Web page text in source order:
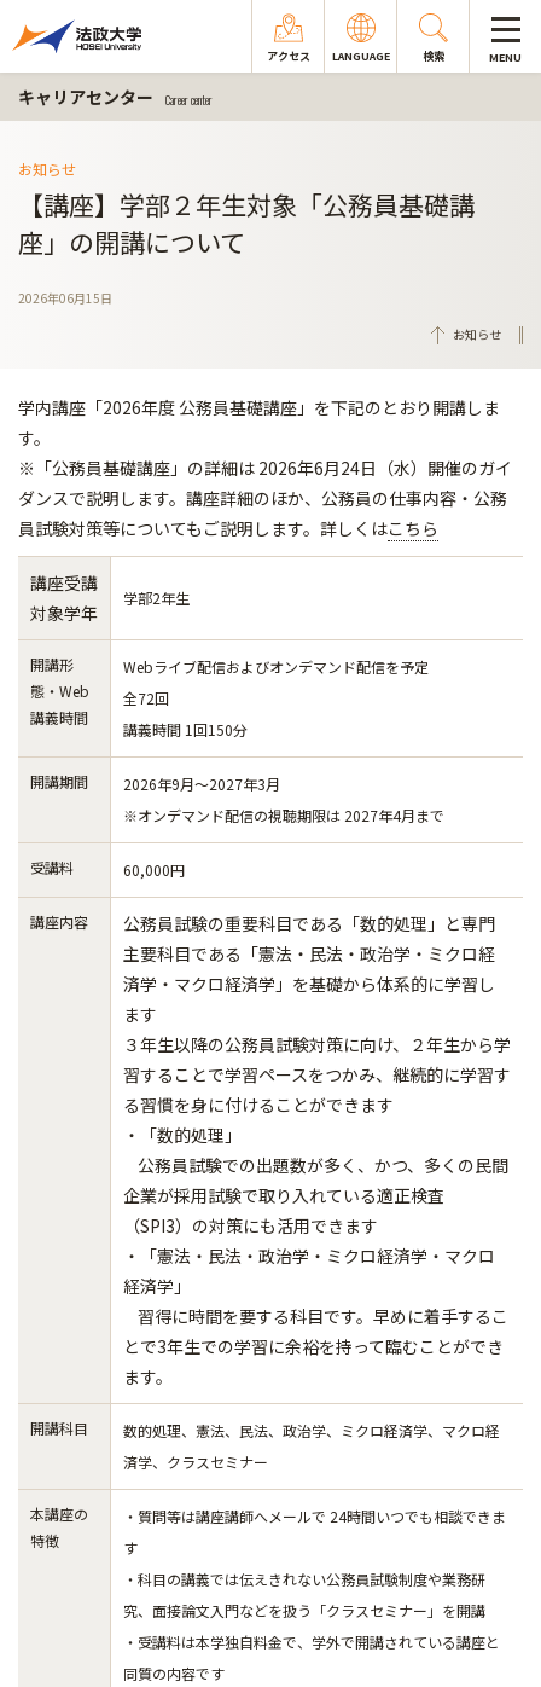
アクセス LANGUAGE 検索 MENU
キャリアセンター Career center
お知らせ
【講座】学部２年生対象「公務員基礎講
座」の開講について
2026年06月15日
お知らせ
学内講座「2026年度 公務員基礎講座」を下記のとおり開講しま
す。
※「公務員基礎講座」の詳細は 2026年6月24日（水）開催のガイ
ダンスで説明します。講座詳細のほか、公務員の仕事内容・公務
員試験対策等についてもご説明します。詳しくはこちら
講座受講
対象学年
学部2年生
開講形
態・Web
講義時間
Webライブ配信およびオンデマンド配信を予定
全72回
講義時間 1回150分
開講期間
2026年9月～2027年3月
※オンデマンド配信の視聴期限は 2027年4月まで
受講料 60,000円
講座内容
公務員試験の重要科目である「数的処理」と専門
主要科目である「憲法・民法・政治学・ミクロ経
済学・マクロ経済学」を基礎から体系的に学習し
ます
３年生以降の公務員試験対策に向け、２年生から学
習することで学習ペースをつかみ、継続的に学習す
る習慣を身に付けることができます
・「数的処理」
公務員試験での出題数が多く、かつ、多くの民間
企業が採用試験で取り入れている適正検査
（SPI3）の対策にも活用できます
・「憲法・民法・政治学・ミクロ経済学・マクロ
経済学」
習得に時間を要する科目です。早めに着手するこ
とで3年生での学習に余裕を持って臨むことができ
ます。
開講科目
数的処理、憲法、民法、政治学、ミクロ経済学、マクロ経
済学、クラスセミナー
本講座の
特徴
・質問等は講座講師へメールで 24時間いつでも相談できま
す
・科目の講義では伝えきれない公務員試験制度や業務研
究、面接論文入門などを扱う「クラスセミナー」を開講
・受講料は本学独自料金で、学外で開講されている講座と
同質の内容です